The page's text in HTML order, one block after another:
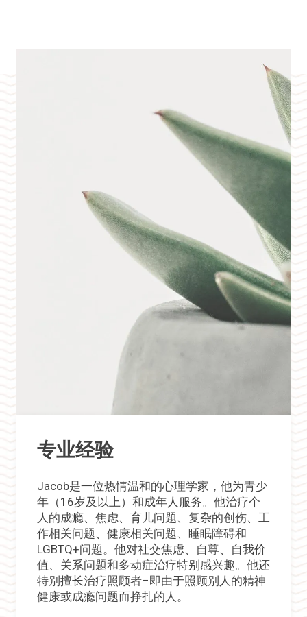
专业经验
Jacob是一位热情温和的心理学家，他为青少
年（16岁及以上）和成年人服务。他治疗个
人的成瘾、焦虑、育儿问题、复杂的创伤、工
作相关问题、健康相关问题、睡眠障碍和
LGBTQ+问题。他对社交焦虑、自尊、自我价
值、关系问题和多动症治疗特别感兴趣。他还
特别擅长治疗照顾者–即由于照顾别人的精神
健康或成瘾问题而挣扎的人。